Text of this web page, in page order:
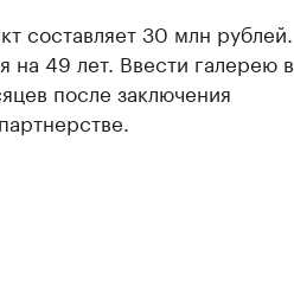
составляет 30 млн рублей.
на 49 лет. Ввести галерею в
после заключения